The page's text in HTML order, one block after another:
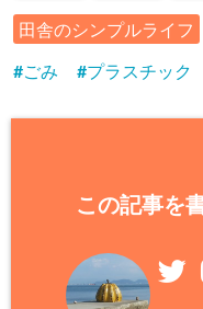
田舎のシンプルライフ
ごみ
プラスチック
この記事を